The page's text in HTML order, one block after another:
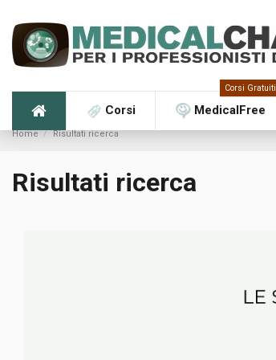
Corsi MedicalFree
Corsi Gratuiti
Home Risultati ricerca
Risultati ricerca